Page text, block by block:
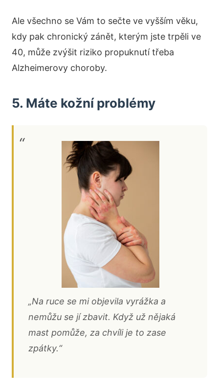
Ale všechno se Vám to sečte ve vyšším věku,
kdy pak chronický zánět, kterým jste trpěli ve
40, může zvýšit riziko propuknutí třeba
Alzheimerovy choroby.
5. Máte kožní problémy
„Na ruce se mi objevila vyrážka a
nemůžu se jí zbavit. Když už nějaká
mast pomůže, za chvíli je to zase
zpátky.“